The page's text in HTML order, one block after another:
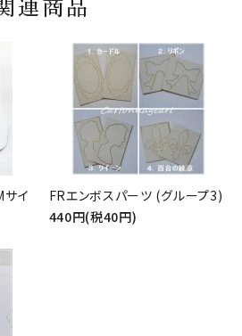
連商品
サイ
FRエンボスパーツ (グループ3)
440円(税40円)